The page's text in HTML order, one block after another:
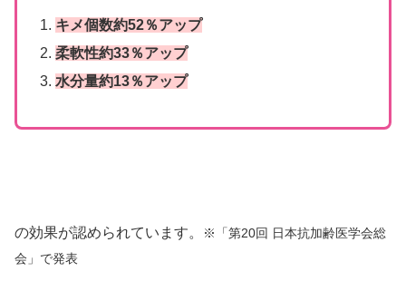
キメ個数約52％アップ
柔軟性約33％アップ
水分量約13％アップ
の効果が認められています。
※「第20回 日本抗加齢医学会総
会」で発表